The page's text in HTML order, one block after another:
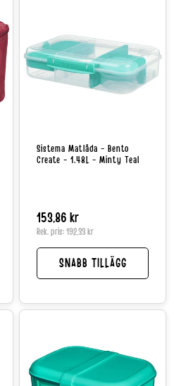
Sistema Matlåda - Bento
Create - 1.48L - Minty Teal
Normalpris
153,86 kr
Rek. pris: 192,33 kr
SNABB TILLÄGG